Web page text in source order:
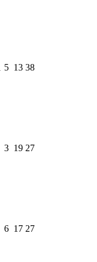
5 13 38
3 19 27
6 17 27